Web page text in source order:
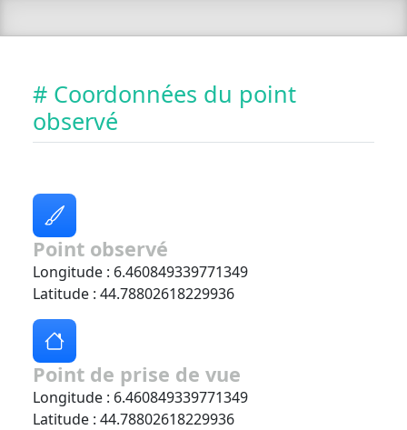
# Coordonnées du point
observé
Point observé
Longitude : 6.460849339771349
Latitude : 44.78802618229936
Point de prise de vue
Longitude : 6.460849339771349
Latitude : 44.78802618229936